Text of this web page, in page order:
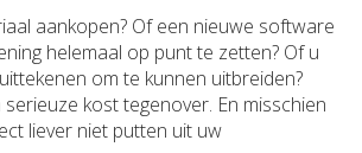
aankopen? Of een nieuwe software
helemaal op punt te zetten? Of u
om te kunnen uitbreiden?
kost tegenover. En misschien
liever niet putten uit uw